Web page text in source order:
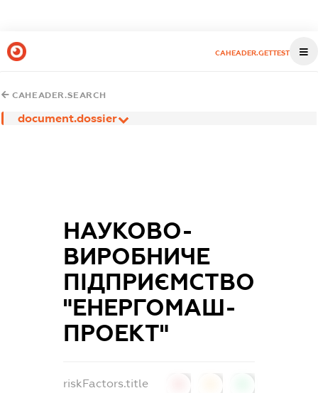
CAHEADER.GETTEST
CAHEADER.SEARCH
document.dossier
НАУКОВО-
ВИРОБНИЧЕ
ПІДПРИЄМСТВО
"ЕНЕРГОМАШ-
ПРОЕКТ"
riskFactors.title